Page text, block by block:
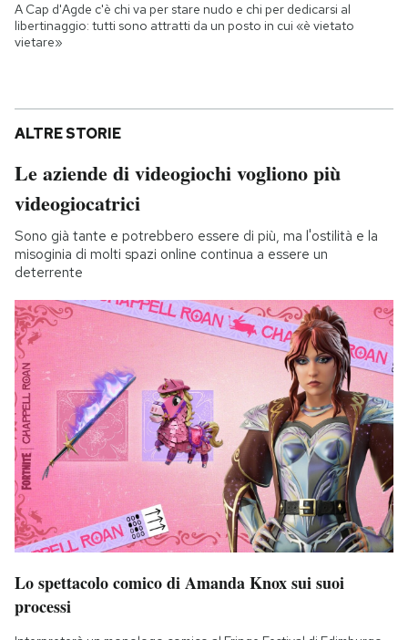
A Cap d'Agde c'è chi va per stare nudo e chi per dedicarsi al
libertinaggio: tutti sono attratti da un posto in cui «è vietato
vietare»
ALTRE STORIE
Le aziende di videogiochi vogliono più
videogiocatrici
Sono già tante e potrebbero essere di più, ma l'ostilità e la
misoginia di molti spazi online continua a essere un
deterrente
Lo spettacolo comico di Amanda Knox sui suoi
processi